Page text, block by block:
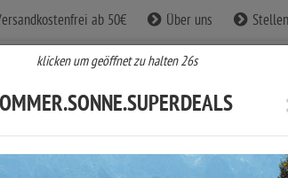
ab 50€ Über uns
klicken um geöffnet zu halten25s